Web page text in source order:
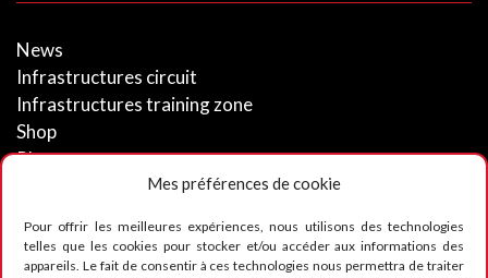
Mes préférences de cookie
Pour offrir les meilleures expériences, nous utilisons des technologies
telles que les cookies pour stocker et/ou accéder aux informations des
appareils. Le fait de consentir à ces technologies nous permettra de traiter
News
Infrastructures circuit
Infrastructures training zone
Shop
Photos
CONTACT